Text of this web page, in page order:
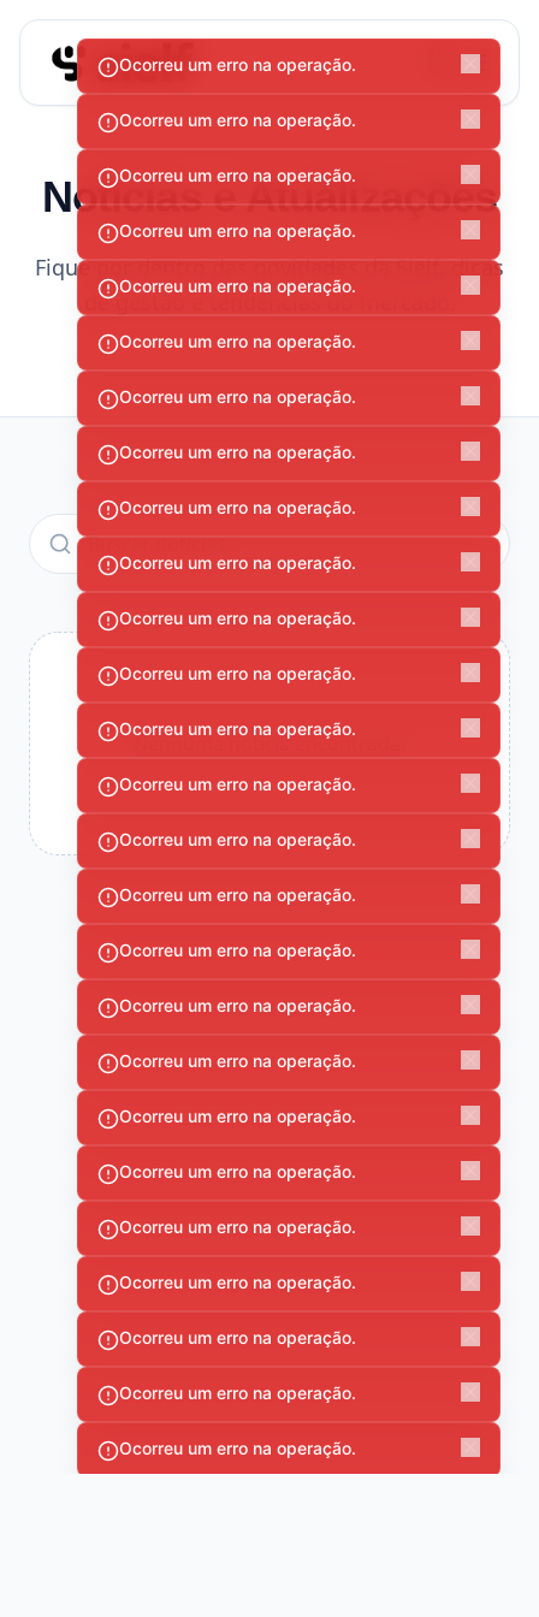
Notícias e Atualizações
Fique por dentro das novidades da Sielf, dicas
de gestão e tendências do mercado.
Nenhuma notícia encontrada.
Ocorreu um erro na operação.
Ocorreu um erro na operação.
Ocorreu um erro na operação.
Ocorreu um erro na operação.
Ocorreu um erro na operação.
Ocorreu um erro na operação.
Ocorreu um erro na operação.
Ocorreu um erro na operação.
Ocorreu um erro na operação.
Ocorreu um erro na operação.
Ocorreu um erro na operação.
Ocorreu um erro na operação.
Ocorreu um erro na operação.
Ocorreu um erro na operação.
Ocorreu um erro na operação.
Ocorreu um erro na operação.
Ocorreu um erro na operação.
Ocorreu um erro na operação.
Ocorreu um erro na operação.
Ocorreu um erro na operação.
Ocorreu um erro na operação.
Ocorreu um erro na operação.
Ocorreu um erro na operação.
Ocorreu um erro na operação.
Ocorreu um erro na operação.
Ocorreu um erro na operação.